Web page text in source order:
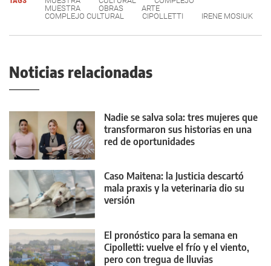
MUESTRA
OBRAS
ARTE
COMPLEJO CULTURAL
CIPOLLETTI IRENE MOSIUK
Noticias relacionadas
Nadie se salva sola: tres mujeres que
transformaron sus historias en una
red de oportunidades
Caso Maitena: la Justicia descartó
mala praxis y la veterinaria dio su
versión
El pronóstico para la semana en
Cipolletti: vuelve el frío y el viento,
pero con tregua de lluvias